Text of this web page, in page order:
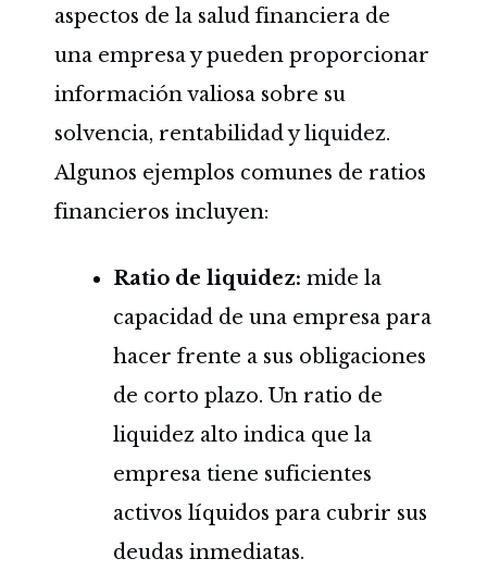
aspectos de la salud financiera de
una empresa y pueden proporcionar
información valiosa sobre su
solvencia, rentabilidad y liquidez.
Algunos ejemplos comunes de ratios
financieros incluyen:
Ratio de liquidez: mide la
capacidad de una empresa para
hacer frente a sus obligaciones
de corto plazo. Un ratio de
liquidez alto indica que la
empresa tiene suficientes
activos líquidos para cubrir sus
deudas inmediatas.